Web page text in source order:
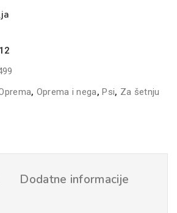
, Oprema i nega,Psi, Za šetnju
Dodatne informacije